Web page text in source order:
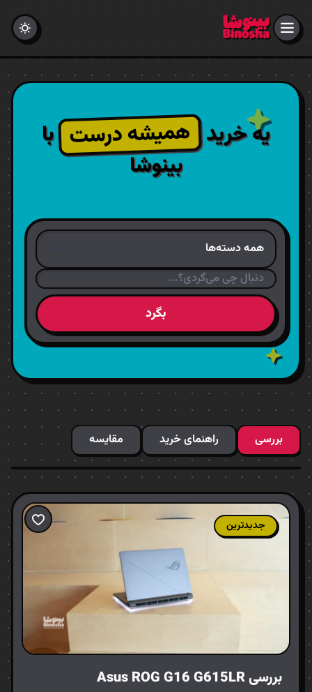
یه خرید همیشه درست با
بینوشا
بگرد
بررسی راهنمای خرید مقایسه
جدیدترین
بررسی Asus ROG G16 G615LR